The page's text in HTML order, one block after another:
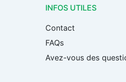
INFOS UTILES
Contact
FAQs
Avez-vous des